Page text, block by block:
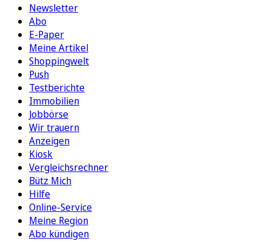
Newsletter
Abo
E-Paper
Meine Artikel
Shoppingwelt
Push
Testberichte
Immobilien
Jobbörse
Wir trauern
Anzeigen
Kiosk
Vergleichsrechner
Bütz Mich
Hilfe
Online-Service
Meine Region
Abo kündigen